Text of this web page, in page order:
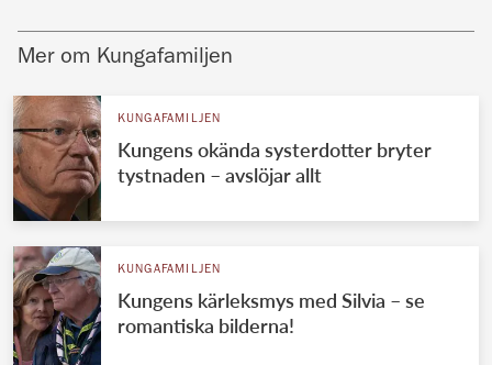
Mer om Kungafamiljen
KUNGAFAMILJEN
Kungens okända systerdotter bryter
tystnaden – avslöjar allt
KUNGAFAMILJEN
Kungens kärleksmys med Silvia – se
romantiska bilderna!